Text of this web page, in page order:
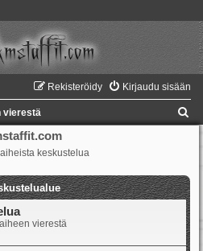
Kirjaudu sisään
Rekisteröidy
vierestä
keskustelua
vierestä